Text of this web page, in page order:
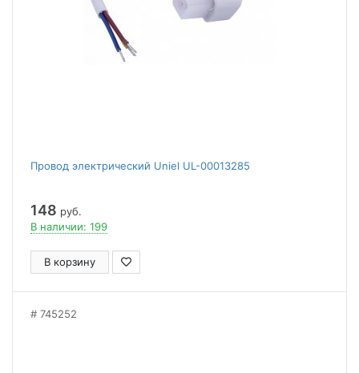
Провод электрический Uniel UL-00013285
148 руб.
В наличии: 199
В корзину
745252